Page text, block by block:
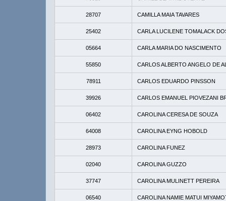
28707 CAMILLA MAIA TAVARES
25402 CARLA LUCILENE TOMALACK
05664 CARLA MARIA DO NASCIMENTO
55850 CARLOS ALBERTO ANGELO DE
78911 CARLOS EDUARDO PINSSON
39926 CARLOS EMANUEL PIOVEZANI
06402 CAROLINA CERESA DE SOUZA
64008 CAROLINA EYNG HOBOLD
28973 CAROLINA FUNEZ
02040 CAROLINA GUZZO
37747 CAROLINA MULINETT PEREIRA
06540 CAROLINA NAMIE MATUI